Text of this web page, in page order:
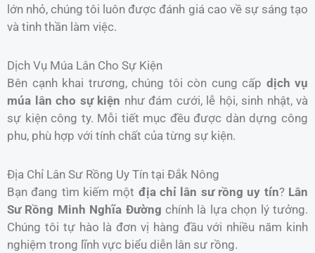
lớn nhỏ, chúng tôi luôn được đánh giá cao về sự sáng tạo
và tinh thần làm việc.
Dịch Vụ Múa Lân Cho Sự Kiện
Bên cạnh khai trương, chúng tôi còn cung cấp dịch vụ
múa lân cho sự kiện như đám cưới, lễ hội, sinh nhật, và
sự kiện công ty. Mỗi tiết mục đều được dàn dựng công
phu, phù hợp với tính chất của từng sự kiện.
Địa Chỉ Lân Sư Rồng Uy Tín tại Đắk Nông
Bạn đang tìm kiếm một địa chỉ lân sư rồng uy tín? Lân
Sư Rồng Minh Nghĩa Đường chính là lựa chọn lý tưởng.
Chúng tôi tự hào là đơn vị hàng đầu với nhiều năm kinh
nghiệm trong lĩnh vực biểu diễn lân sư rồng.